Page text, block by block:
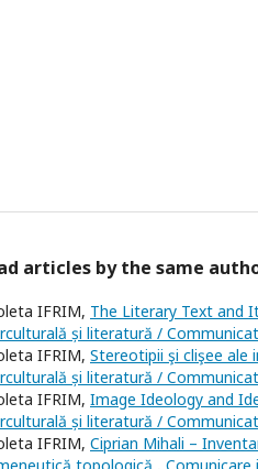
articles by the same
IFRIM, The Literary Text and
și literatură /
IFRIM, Stereotipii şi clişee ale
și literatură /
IFRIM, Image Ideology and
și literatură /
IFRIM, Ciprian Mihali –